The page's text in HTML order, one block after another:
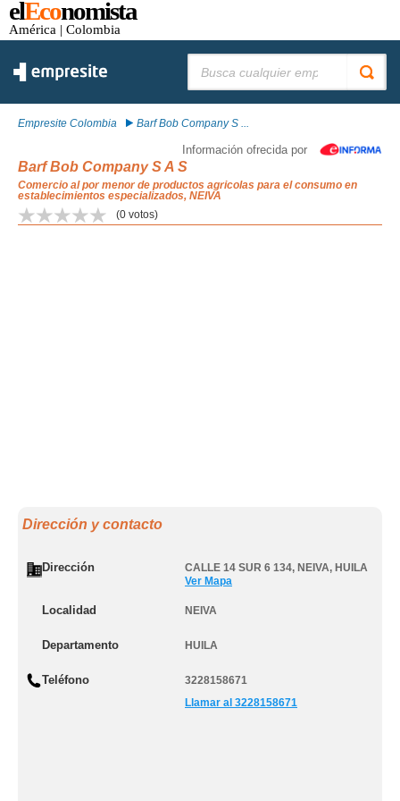
elEconomista
América | Colombia
Empresite Colombia Barf Bob Company S ...
Información ofrecida por
Barf Bob Company S A S
Comercio al por menor de productos agricolas para el consumo en
establecimientos especializados, NEIVA
(0 votos)
Dirección y contacto
Dirección CALLE 14 SUR 6 134, NEIVA, HUILA
Ver Mapa
Localidad NEIVA
Departamento HUILA
Teléfono
3228158671
Llamar al 3228158671